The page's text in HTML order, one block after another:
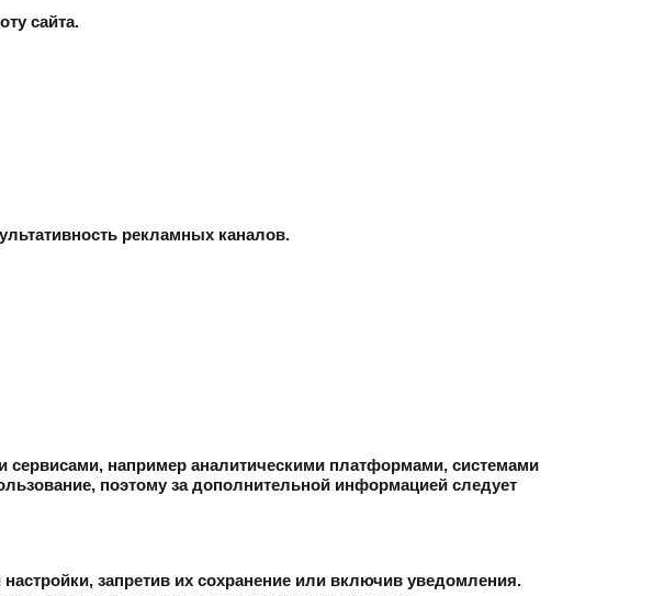
сайта.
рекламных каналов.
например аналитическими платформами, системами
поэтому за дополнительной информацией следует
запретив их сохранение или включив уведомления.